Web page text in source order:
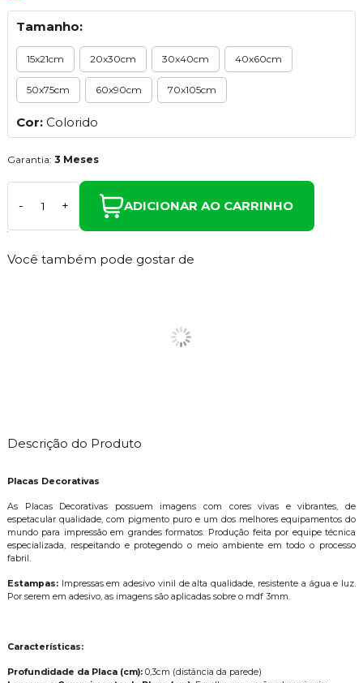
Tamanho:
15x21cm 20x30cm 30x40cm 40x60cm
50x75cm 60x90cm 70x105cm
Cor: Colorido
Garantia: 3 Meses
- + ADICIONAR AO CARRINHO
Você também pode gostar de
Descrição do Produto
Placas Decorativas
As Placas Decorativas possuem imagens com cores vivas e vibrantes, de
espetacular qualidade, com pigmento puro e um dos melhores equipamentos do
mundo para impressão em grandes formatos. Produção feita por equipe técnica
especializada, respeitando e protegendo o meio ambiente em todo o processo
fabril.
Estampas:Impressas em adesivo vinil de alta qualidade, resistente a água e luz.
Por serem em adesivo, as imagens são aplicadas sobre o mdf 3mm.
Características:
Profundidade da Placa (cm):0,3cm (distância da parede)